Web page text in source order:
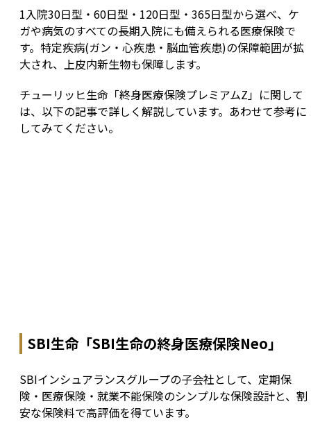
1入院30日型・60日型・120日型・365日型から選べ、ケ
ガや病気のすべての長期入院にも備えられる医療保険で
す。特定疾病(ガン・心疾患・脳血管疾患)の保障範囲が拡
大され、上皮内新生物も保障します。
チューリッヒ生命「終身医療保険プレミアムZ」に関して
は、以下の記事で詳しく解説しています。あわせて参考に
してみてください。
SBI生命「SBI生命の終身医療保険Neo」
SBIインシュアランスグループの子会社として、定期保
険・医療保険・就業不能保険のシンプルな保険設計と、割
安な保険料で高評価を得ています。